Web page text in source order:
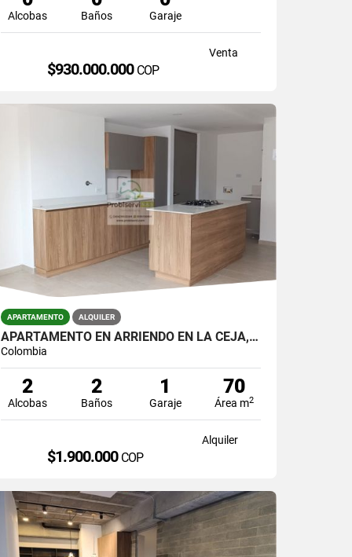
Alcobas Baños Garaje
Venta
$930.000.000 COP
APARTAMENTO ALQUILER
APARTAMENTO EN ARRIENDO EN LA CEJA, SECTOR CUATRO ESQUINAS.
Colombia
2
Alcobas
2
Baños
1
Garaje
70
Área m2
Alquiler
$1.900.000 COP